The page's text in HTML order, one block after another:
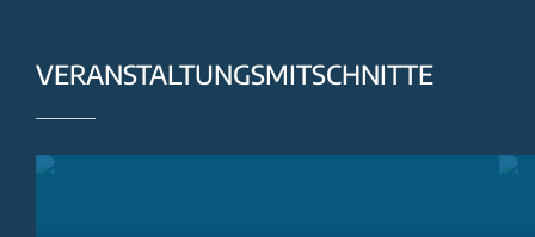
VERANSTALTUNGSMITSCHNITTE